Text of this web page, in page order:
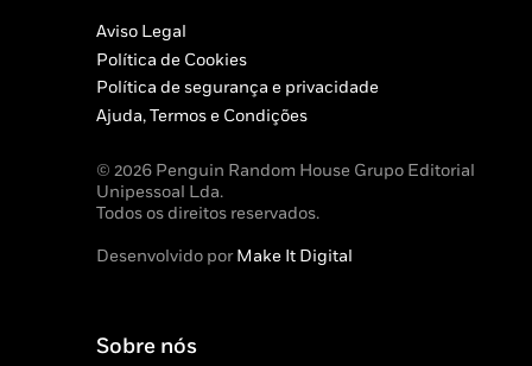
Aviso Legal
Política de Cookies
Política de segurança e privacidade
Ajuda, Termos e Condições
© 2026 Penguin Random House Grupo Editorial
Unipessoal Lda.
Todos os direitos reservados.
Desenvolvido porMake It Digital
Sobre nós